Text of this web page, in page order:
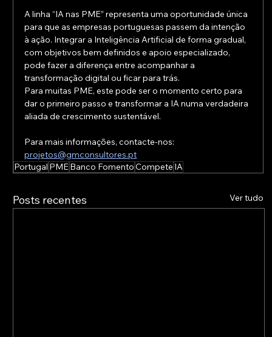
A linha “IA nas PME” representa uma oportunidade única
para que as empresas portuguesas passem da intenção
à ação. Integrar a Inteligência Artificial de forma gradual,
com objetivos bem definidos e apoio especializado,
pode fazer a diferença entre acompanhar a
transformação digital ou ficar para trás.
Para muitas PME, este pode ser o momento certo para
dar o primeiro passo e transformar a IA numa verdadeira
aliada de crescimento sustentável.
Para mais informações, contacte-nos:
projetos@gmconsultores.pt
Portugal PMEBanco FomentoCompete IA
Posts recentes Ver tudo